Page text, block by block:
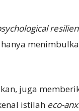
juga
istilah eco-